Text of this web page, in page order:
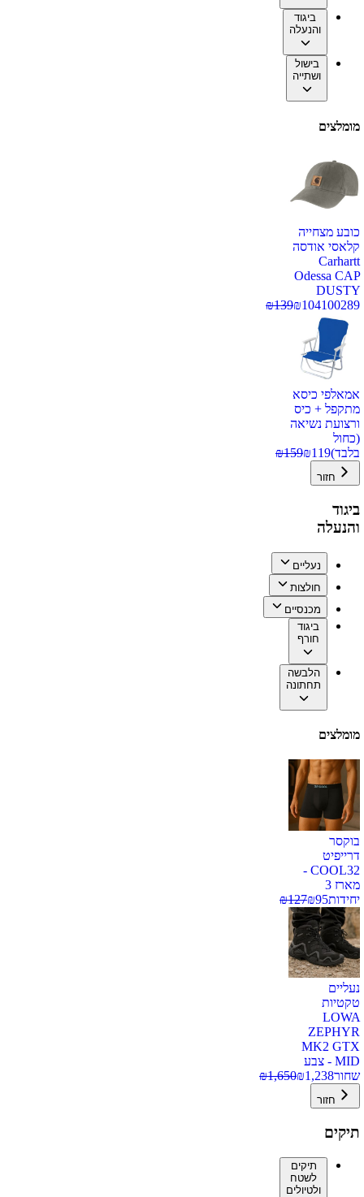
ביגוד
והנעלה
בישול
ושתייה
מומלצים
כובע מצחייה
קלאסי אודסה
Carhartt
Odessa CAP
DUSTY
100289
₪104
₪139
אמאלפי כיסא
מתקפל + כיס
ורצועת נשיאה
(כחול
בלבד)
₪119
₪159
חזור
ביגוד
והנעלה
נעליים
חולצות
מכנסיים
ביגוד
חורף
הלבשה
תחתונה
מומלצים
בוקסר
דרייפיט
COOL32 -
מארז 3
יחידות
₪95
₪127
נעליים
טקטיות
LOWA
ZEPHYR
MK2 GTX
MID - צבע
שחור
₪1,238
₪1,650
חזור
תיקים
תיקים
לשטח
ולטיולים